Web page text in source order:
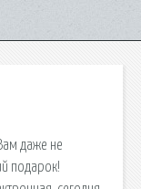
даже не
подарок!